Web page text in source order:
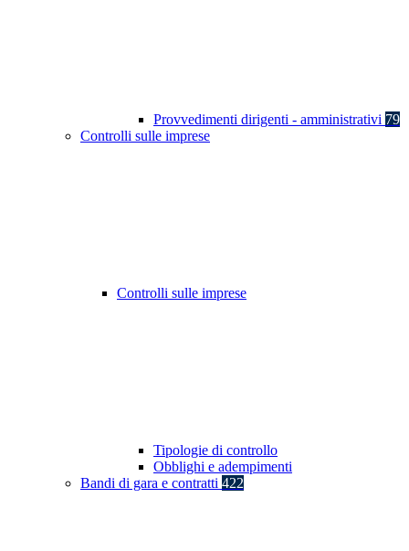
Provvedimenti dirigenti - amministrativi 79
Controlli sulle imprese
Controlli sulle imprese
Tipologie di controllo
Obblighi e adempimenti
Bandi di gara e contratti 422